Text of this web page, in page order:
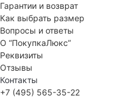
Гарантии и возврат
Как выбрать размер
Вопросы и ответы
О “ПокупкаЛюкс”
Реквизиты
Отзывы
Контакты
+7 (495) 565-35-22